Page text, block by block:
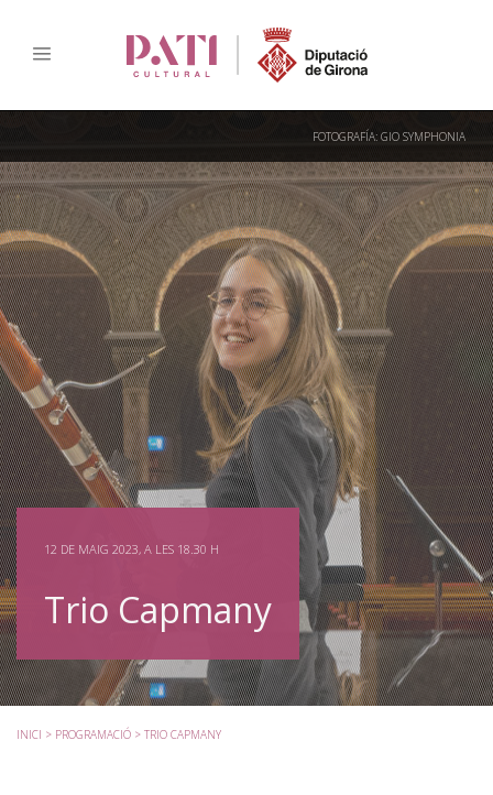
12 DE MAIG 2023, A LES 18.30 H
Trio Capmany
FOTOGRAFÍA: GIO SYMPHONIA
INICI > PROGRAMACIÓ > TRIO CAPMANY